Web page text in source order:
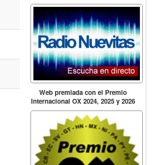
Web premiada con el Premio
Internacional OX 2024, 2025 y 2026